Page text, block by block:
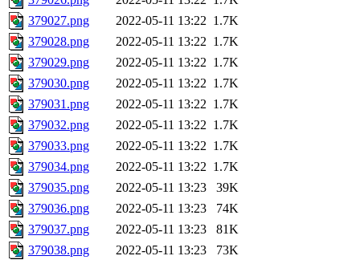
379027.png
2022-05-11 13:22 1.7K
379028.png
2022-05-11 13:22 1.7K
379029.png
2022-05-11 13:22 1.7K
379030.png
2022-05-11 13:22 1.7K
379031.png
2022-05-11 13:22 1.7K
379032.png
2022-05-11 13:22 1.7K
379033.png
2022-05-11 13:22 1.7K
379034.png
2022-05-11 13:22 1.7K
379035.png
2022-05-11 13:23
39K
379036.png
2022-05-11 13:23
74K
379037.png
2022-05-11 13:23
81K
379038.png
2022-05-11 13:23
73K